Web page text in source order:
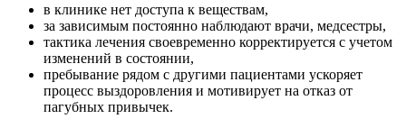
в клинике нет доступа к веществам,
за зависимым постоянно наблюдают врачи, медсестры,
тактика лечения своевременно корректируется с учетом
изменений в состоянии,
пребывание рядом с другими пациентами ускоряет
процесс выздоровления и мотивирует на отказ от
пагубных привычек.